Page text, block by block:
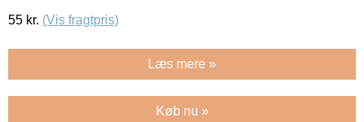
55 kr. (Vis fragtpris)
Læs mere »
Køb nu »